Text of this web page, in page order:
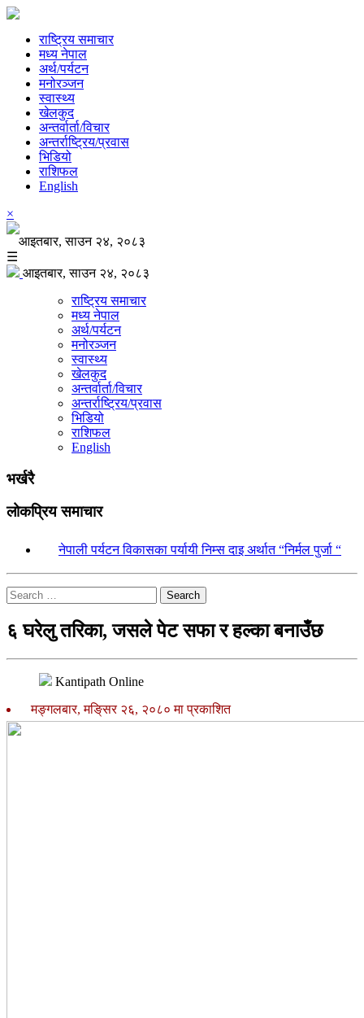
राष्ट्रिय समाचार
मध्य नेपाल
अर्थ/पर्यटन
मनोरञ्जन
स्वास्थ्य
खेलकुद
अन्तर्वार्ता/विचार
अन्तर्राष्ट्रिय/प्रवास
भिडियो
राशिफल
English
×
आइतबार, साउन २४, २०८३
☰
आइतबार, साउन २४, २०८३
राष्ट्रिय समाचार
मध्य नेपाल
अर्थ/पर्यटन
मनोरञ्जन
स्वास्थ्य
खेलकुद
अन्तर्वार्ता/विचार
अन्तर्राष्ट्रिय/प्रवास
भिडियो
राशिफल
English
भर्खरै
लोकप्रिय समाचार
नेपाली पर्यटन विकासका पर्यायी निम्स दाइ अर्थात “निर्मल पुर्जा “
Search
६ घरेलु तरिका, जसले पेट सफा र हल्का बनाउँछ
Kantipath Online
मङ्गलबार, मङि्सर २६, २०८० मा प्रकाशित